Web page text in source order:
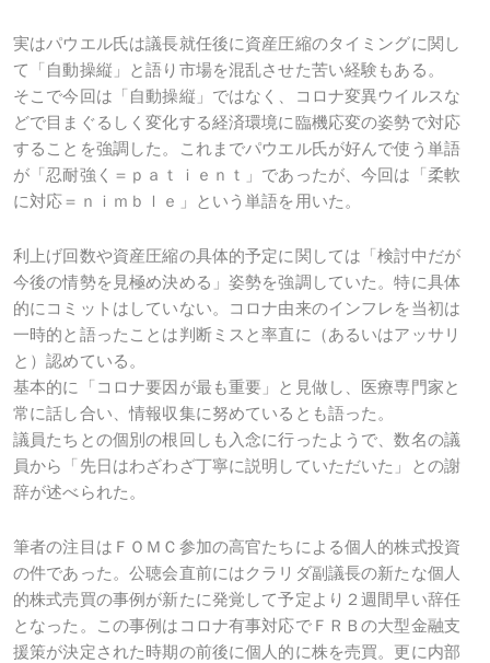
実はパウエル氏は議長就任後に資産圧縮のタイミングに関し
て「自動操縦」と語り市場を混乱させた苦い経験もある。
そこで今回は「自動操縦」ではなく、コロナ変異ウイルスな
どで目まぐるしく変化する経済環境に臨機応変の姿勢で対応
することを強調した。これまでパウエル氏が好んで使う単語
が「忍耐強く＝ｐａｔｉｅｎｔ」であったが、今回は「柔軟
に対応＝ｎｉｍｂｌｅ」という単語を用いた。
利上げ回数や資産圧縮の具体的予定に関しては「検討中だが
今後の情勢を見極め決める」姿勢を強調していた。特に具体
的にコミットはしていない。コロナ由来のインフレを当初は
一時的と語ったことは判断ミスと率直に（あるいはアッサリ
と）認めている。
基本的に「コロナ要因が最も重要」と見做し、医療専門家と
常に話し合い、情報収集に努めているとも語った。
議員たちとの個別の根回しも入念に行ったようで、数名の議
員から「先日はわざわざ丁寧に説明していただいた」との謝
辞が述べられた。
筆者の注目はＦＯＭＣ参加の高官たちによる個人的株式投資
の件であった。公聴会直前にはクラリダ副議長の新たな個人
的株式売買の事例が新たに発覚して予定より２週間早い辞任
となった。この事例はコロナ有事対応でＦＲＢの大型金融支
援策が決定された時期の前後に個人的に株を売買。更に内部